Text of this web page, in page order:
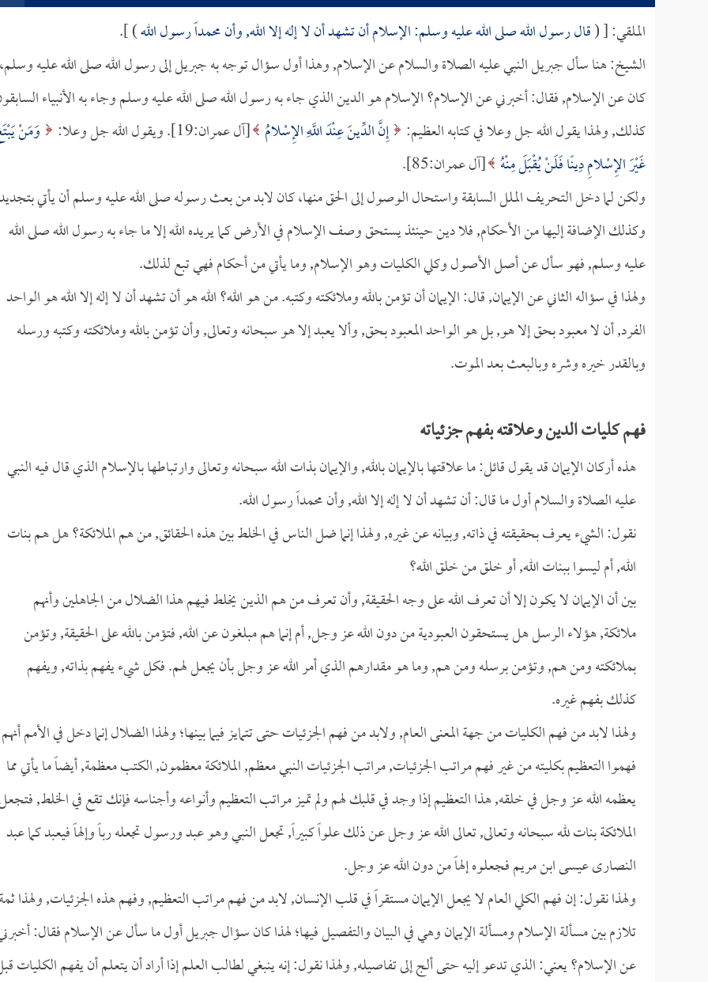
الملقي: [ (قال رسول الله صلى الله عليه وسلم: الإسلام أن تشهد أن لا إله إلا الله, وأن محمداً رسول الله) ].
الشيخ: هنا سأل جبريل النبي عليه الصلاة والسلام عن الإسلام, وهذا أول سؤال توجه به جبريل إلى رسول الله صلى الله عليه وسلم،
كان عن الإسلام, فقال: أخبرني عن الإسلام؟ الإسلام هو الدين الذي جاء به رسول الله صلى الله عليه وسلم وجاء به الأنبياء
كذلك, ولهذا يقول الله جل وعلا في كتابه العظيم: إِنَّ الدِّينَ عِنْدَ اللَّهِ الإِسْلامُ [آل عمران:19]. ويقول الله جل وعلا:
وَمَنْ
غَيْرَ الإِسْلامِ دِينًا فَلَنْ يُقْبَلَ مِنْهُ [آل عمران:85].
ولكن لما دخل التحريف الملل السابقة واستحال الوصول إلى الحق منها، كان لابد من بعث رسوله صلى الله عليه وسلم أن يأتي
وكذلك الإضافة إليها من الأحكام, فلا دين حينئذ يستحق وصف الإسلام في الأرض كما يريده الله إلا ما جاء به رسول الله صلى الله
عليه وسلم, فهو سأل عن أصل الأصول وكلي الكليات وهو الإسلام, وما يأتي من أحكام فهي تبع لذلك.
ولهذا في سؤاله الثاني عن الإيمان, قال: الإيمان أن تؤمن بالله وملائكته وكتبه. من هو الله؟ الله هو أن تشهد أن لا إله إلا الله هو الواحد
الفرد, أن لا معبود بحق إلا هو, بل هو الواحد المعبود بحق, وألا يعبد إلا هو سبحانه وتعالى, وأن تؤمن بالله وملائكته وكتبه ورسله
وبالقدر خيره وشره وبالبعث بعد الموت.
فهم كليات الدين وعلاقته بفهم جزئياته
هذه أركان الإيمان قد يقول قائل: ما علاقتها بالإيمان بالله, والإيمان بذات الله سبحانه وتعالى وارتباطها بالإسلام الذي قال فيه النبي
عليه الصلاة والسلام أول ما قال: أن تشهد أن لا إله إلا الله, وأن محمداً رسول الله.
نقول: الشيء يعرف بحقيقته في ذاته, وبيانه عن غيره, ولهذا إنما ضل الناس في الخلط بين هذه الحقائق, من هم الملائكة؟ هل هم بنات
الله, أم ليسوا ببنات الله, أو خلق من خلق الله؟
بين أن الإيمان لا يكون إلا أن تعرف الله على وجه الحقيقة, وأن تعرف من هم الذين يخلط فيهم هذا الضلال من الجاهلين وأنهم
ملائكة, هؤلاء الرسل هل يستحقون العبودية من دون الله عز وجل, أم إنما هم مبلغون عن الله, فتؤمن بالله على الحقيقة, وتؤمن
بملائكته ومن هم, وتؤمن برسله ومن هم, وما هو مقدارهم الذي أمر الله عز وجل بأن يجعل لهم. فكل شيء يفهم بذاته, ويفهم
كذلك بفهم غيره.
ولهذا لابد من فهم الكليات من جهة المعنى العام, ولابد من فهم الجزئيات حتى تتمايز فيما بينها؛ ولهذا الضلال إنما دخل في الأمم أنهم
فهموا التعظيم بكليته من غير فهم مراتب الجزئيات, مراتب الجزئيات النبي معظم, الملائكة معظمون, الكتب معظمة, أيضاً ما يأتي مما
يعظمه الله عز وجل في خلقه, هذا التعظيم إذا وجد في قلبك لهم ولم تميز مراتب التعظيم وأنواعه وأجناسه فإنك تقع في الخلط, فتجعل
الملائكة بنات لله سبحانه وتعالى, تعالى الله عز وجل عن ذلك علواً كبيراً, تجعل النبي وهو عبد ورسول تجعله رباً وإلهاً فيعبد كما عبد
النصارى عيسى ابن مريم فجعلوه إلهاً من دون الله عز وجل.
ولهذا نقول: إن فهم الكلي العام لا يجعل الإيمان مستقراً في قلب الإنسان, لابد من فهم مراتب التعظيم, وفهم هذه الجزئيات, ولهذا ثمة
تلازم بين مسألة الإسلام ومسألة الإيمان وهي في البيان والتفصيل فيها؛ لهذا كان سؤال جبريل أول ما سأل عن الإسلام فقال:
عن الإسلام؟ يعني: الذي تدعو إليه حتى ألج إلى تفاصيله, ولهذا نقول: إنه ينبغي لطالب العلم إذا أراد أن يتعلم أن يفهم الكليات